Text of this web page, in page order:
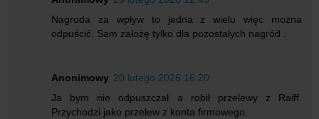
Nagroda za wpływ to jedna z wielu więc można
odpuścić. Sam założę tylko dla pozostałych nagród .
Anonimowy 20 lutego 2026 16:20
Ja bym nie odpuszczał a robił przelewy z Raiff.
Przychodzi jako przelew z konta firmowego.